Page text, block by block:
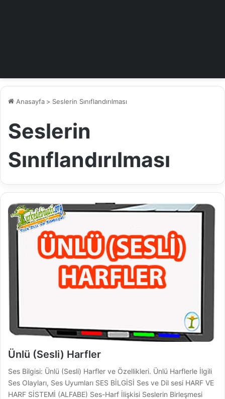
Anasayfa > Seslerin Sınıflandırılması
Seslerin
Sınıflandırılması
Ünlü (Sesli) Harfler
Ses Bilgisi: Ünlü (Sesli) Harfler ve Özellikleri. Ünlü Harflerle İlgili
Ses Olayları, Ses Uyumları SES BİLGİSİ Ses ve Dil sesi HARF VE
HARF SİSTEMİ (ALFABE) Ses-Harf İlişkisi Seslerin Birleşmesi